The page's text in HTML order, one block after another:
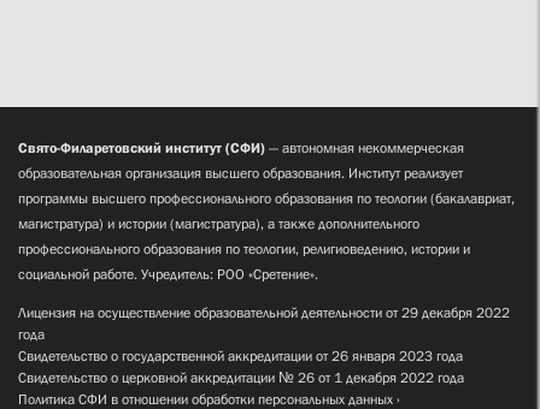
Свято-Филаретовский институт (СФИ) — автономная некоммерческая
образовательная организация высшего образования. Институт реализует
программы высшего профессионального образования по теологии (бакалавриат,
магистратура) и истории (магистратура), а также дополнительного
профессионального образования по теологии, религиоведению, истории и
социальной работе. Учредитель: РОО «Сретение».
Лицензия на осуществление образовательной деятельности от 29 декабря 2022
года
Свидетельство о государственной аккредитации от 26 января 2023 года
Свидетельство о церковной аккредитации № 26 от 1 декабря 2022 года
Политика СФИ в отношении обработки персональных данных